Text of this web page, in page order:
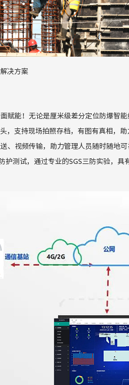
决方案
赋能！无论是厘米级差分定位防爆智能
，支持现场拍照存档，有图有真相，
、视频传输，助力管理人员随时随地
护测试，通过专业的SGS三防实验，具